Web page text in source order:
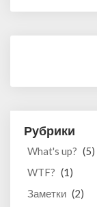
Рубрики
What's up? (5)
WTF? (1)
Заметки (2)